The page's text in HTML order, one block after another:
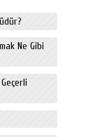
Ne Gibi